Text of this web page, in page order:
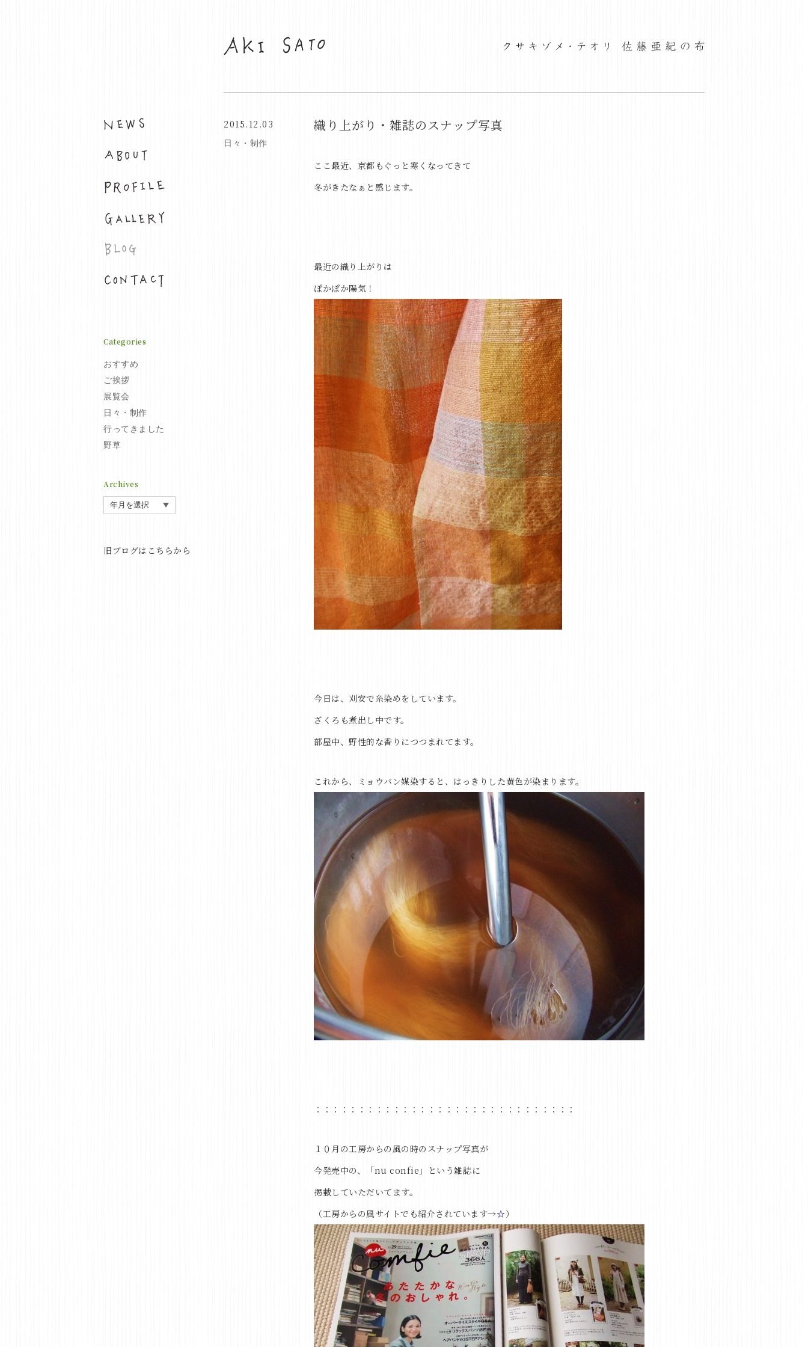
Categories
おすすめ
ご挨拶
展覧会
日々・制作
行ってきました
野草
Archives
旧ブログはこちらから
織り上がり・雑誌のスナップ写真
2015.12.03
日々・制作
ここ最近、京都もぐっと寒くなってきて
冬がきたなぁと感じます。
最近の織り上がりは
ぽかぽか陽気！
今日は、刈安で糸染めをしています。
ざくろも煮出し中です。
部屋中、野性的な香りにつつまれてます。
これから、ミョウバン媒染すると、はっきりした黄色が染まります。
：：：：：：：：：：：：：：：：：：：：：：：：：：：：：：
１０月の工房からの風の時のスナップ写真が
今発売中の、「nu confie」という雑誌に
掲載していただいてます。
（工房からの風サイトでも紹介されています→☆）